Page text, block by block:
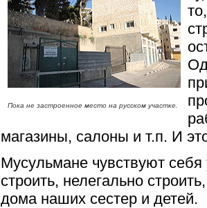
Пока не застроенное место на русском участке.
магазины, салоны и т.п. И
Мусульмане чувствуют
строить, нелегально
дома наших сестер и детей.